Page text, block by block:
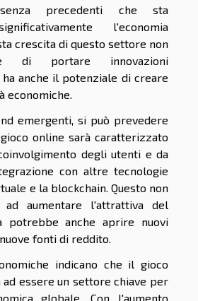
senza precedenti che sta
l'economia
crescita di questo settore non
di portare innovazioni
anche il potenziale di creare
economiche.
emergenti, si può prevedere
online sarà caratterizzato
degli utenti e da
con altre tecnologie
e la blockchain. Questo non
ad aumentare l'attrattiva del
potrebbe anche aprire nuovi
fonti di reddito.
indicano che il gioco
essere un settore chiave per
globale. Con l'aumento